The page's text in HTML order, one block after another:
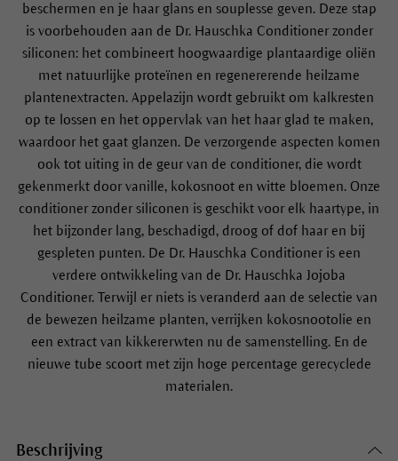
beschermen en je haar glans en souplesse geven. Deze stap
is voorbehouden aan de Dr. Hauschka Conditioner zonder
siliconen: het combineert hoogwaardige plantaardige oliën
met natuurlijke proteïnen en regenererende heilzame
plantenextracten. Appelazijn wordt gebruikt om kalkresten
op te lossen en het oppervlak van het haar glad te maken,
waardoor het gaat glanzen. De verzorgende aspecten komen
ook tot uiting in de geur van de conditioner, die wordt
gekenmerkt door vanille, kokosnoot en witte bloemen. Onze
conditioner zonder siliconen is geschikt voor elk haartype, in
het bijzonder lang, beschadigd, droog of dof haar en bij
gespleten punten. De Dr. Hauschka Conditioner is een
verdere ontwikkeling van de Dr. Hauschka Jojoba
Conditioner. Terwijl er niets is veranderd aan de selectie van
de bewezen heilzame planten, verrijken kokosnootolie en
een extract van kikkererwten nu de samenstelling. En de
nieuwe tube scoort met zijn hoge percentage gerecyclede
materialen.
Beschrijving